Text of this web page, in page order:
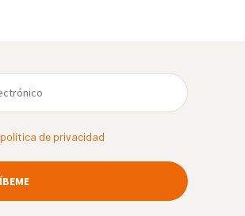
política de privacidad